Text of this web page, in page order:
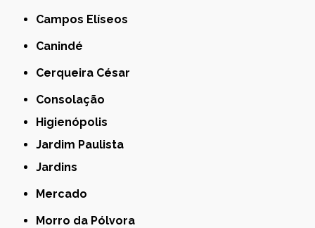
Campos Elíseos
Canindé
Cerqueira César
Consolação
Higienópolis
Jardim Paulista
Jardins
Mercado
Morro da Pólvora